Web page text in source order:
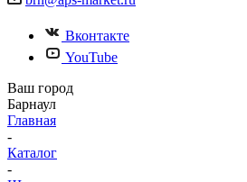
Вконтакте
YouTube
Ваш город
Барнаул
Главная
-
Каталог
-